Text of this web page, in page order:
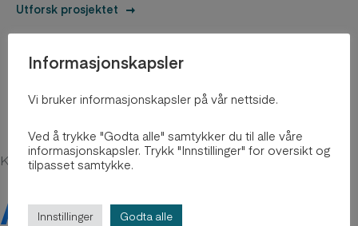
Utforsk prosjektet
Kanskje du er interessert i
Arkiv 2012-2018
Informasjonskapsler
Vi bruker informasjonskapsler på vår nettside.
Ved å trykke "Godta alle" samtykker du til alle våre
informasjonskapsler. Trykk "Innstillinger" for oversikt og
tilpasset samtykke.
Innstillinger Godta alle